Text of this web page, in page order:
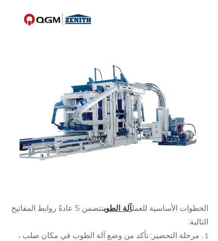
الخطوات الأساسية للعملآلة الطوب
تتضمن S عادةً روابط المفاتيح
التالية:
1 ‌. مرحلة التحضير: تأكد من وضع آلة الطوب في مكان صلب ،